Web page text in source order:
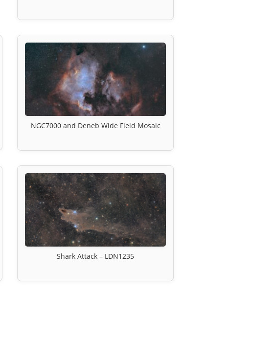
NGC7000 and Deneb Wide Field Mosaic
Shark Attack – LDN1235